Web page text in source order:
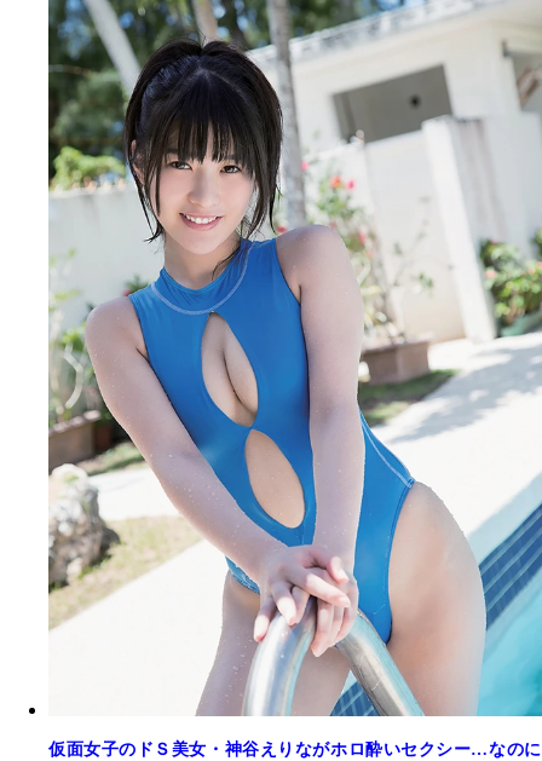
仮面女子のドＳ美女・神谷えりながホロ酔いセクシー…なのに